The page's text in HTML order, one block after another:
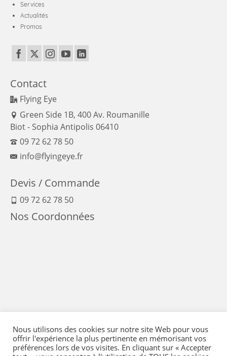
Services
Actualités
Promos
Contact
Flying Eye
Green Side 1B, 400 Av. Roumanille
Biot - Sophia Antipolis 06410
09 72 62 78 50
info@flyingeye.fr
Devis / Commande
09 72 62 78 50
Nos Coordonnées
Nous utilisons des cookies sur notre site Web pour vous
offrir l'expérience la plus pertinente en mémorisant vos
préférences lors de vos visites. En cliquant sur « Accepter